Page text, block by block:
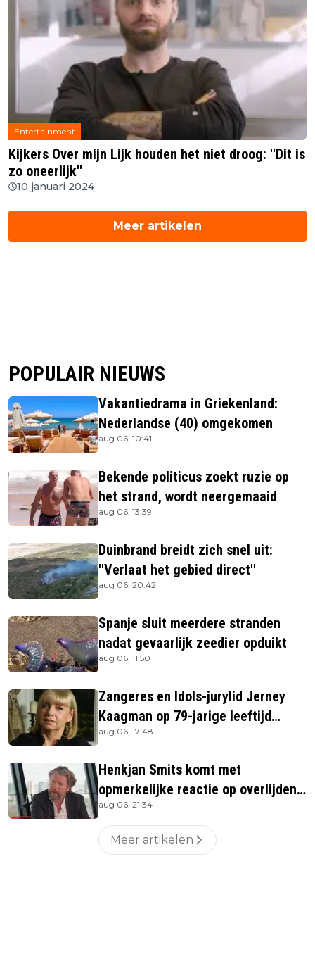
Entertainment
Kijkers Over mijn Lijk houden het niet droog: ''Dit is
zo oneerlijk''
10 januari 2024
Meer artikelen
POPULAIR NIEUWS
Vakantiedrama in Griekenland:
Nederlandse (40) omgekomen
aug 06, 10:41
Bekende politicus zoekt ruzie op
het strand, wordt neergemaaid
aug 06, 13:39
Duinbrand breidt zich snel uit:
''Verlaat het gebied direct''
aug 06, 20:42
Spanje sluit meerdere stranden
nadat gevaarlijk zeedier opduikt
aug 06, 11:50
Zangeres en Idols-jurylid Jerney
Kaagman op 79-jarige leeftijd
overleden
aug 06, 17:48
Henkjan Smits komt met
opmerkelijke reactie op overlijden
Jerney Kaagman
aug 06, 21:34
Meer artikelen